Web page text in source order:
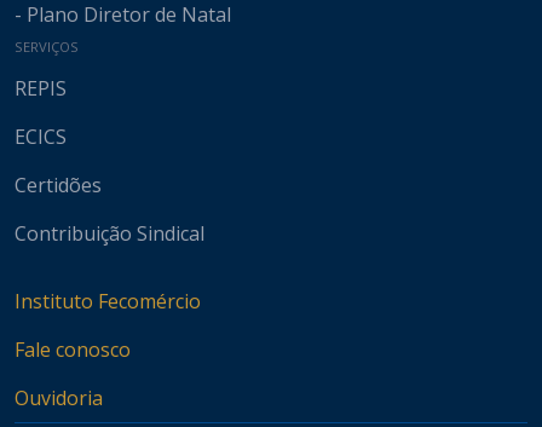
- Plano Diretor de Natal
SERVIÇOS
REPIS
ECICS
Certidões
Contribuição Sindical
Instituto Fecomércio
Fale conosco
Ouvidoria